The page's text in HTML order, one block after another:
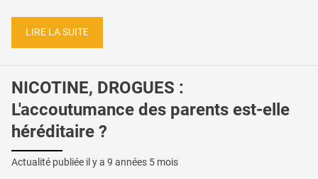
LIRE LA SUITE
NICOTINE, DROGUES :
L'accoutumance des parents est-elle
héréditaire ?
Actualité publiée il y a 9 années 5 mois